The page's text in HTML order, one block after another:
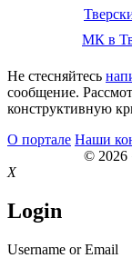
МК в
Не стесняйтесь
сообщение.
конструктивную
О портале Наши
© 2026
X
Login
Username or Email